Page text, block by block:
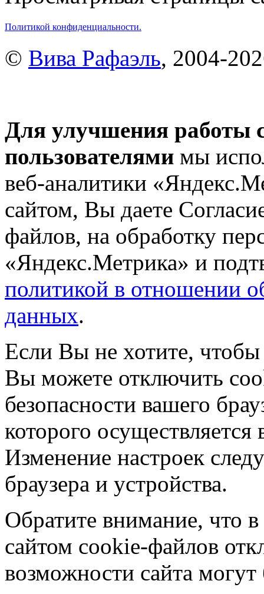
Политикой конфиденциальности.
© Вива Рафаэль, 2004-
Для улучшения работы
пользователями мы
веб-аналитики
сайтом, Вы даете
файлов, на обработку
«Яндекс.Метрика» и
политикой в отношении
данных.
Если Вы не хотите,
Вы можете отключить
безопасности вашего
которого
Изменение настроек
браузера и устройства.
Обратите внимание, что в
сайтом cookie-файлов
возможности сайта